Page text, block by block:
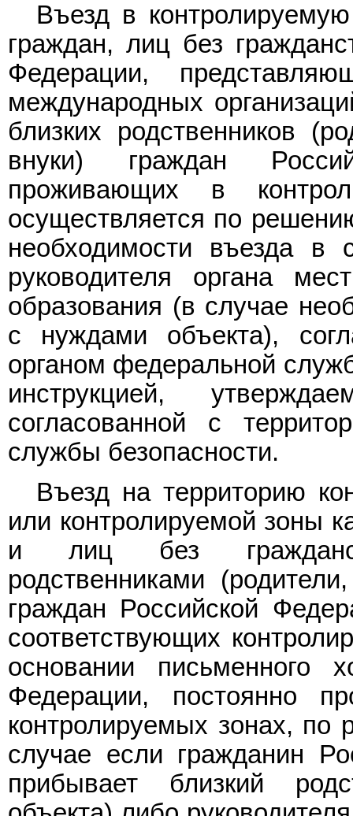
Въезд в
граждан, лиц без
Федерации,
международных
близких родственников
внуки) граждан
проживающих в
осуществляется по
необходимости въезда в
руководителя органа
образования (в случае
с нуждами объекта),
органом федеральной
инструкцией,
согласованной с
службы безопасности.
Въезд на территорию
или контролируемой зоны
и лиц без
родственниками
граждан Российской
соответствующих
основании письменного
Федерации, постоянно
контролируемых зонах, по
случае если гражданин
прибывает близкий